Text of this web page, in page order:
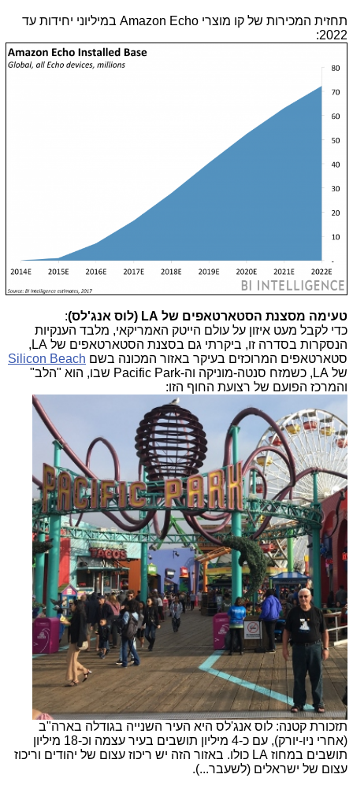
תחזית המכירות של קו מוצרי Amazon Echo במיליוני יחידות עד
2022:
טעימה מסצנת הסטארטאפים של LA (לוס אנג'לס)
:
כדי לקבל מעט איזון על עולם הייטק האמריקאי, מלבד הענקיות
הנסקרות בסדרה זו, ביקרתי גם בסצנת הסטארטאפים של LA,
סטארטאפים המרוכזים בעיקר באזור המכונה בשם Silicon Beach
של LA, כשמזח סנטה-מוניקה וה-Pacific Park שבו, הוא "הלב"
והמרכז הפועם של רצועת החוף הזו:
תזכורת קטנה: לוס אנג'לס היא העיר השנייה בגודלה בארה"ב
(אחרי ניו-יורק), עם כ-4 מיליון תושבים בעיר עצמה וכ-18 מיליון
תושבים במחוז LA כולו. באזור הזה יש ריכוז עצום של יהודים וריכוז
עצום של ישראלים (לשעבר...).